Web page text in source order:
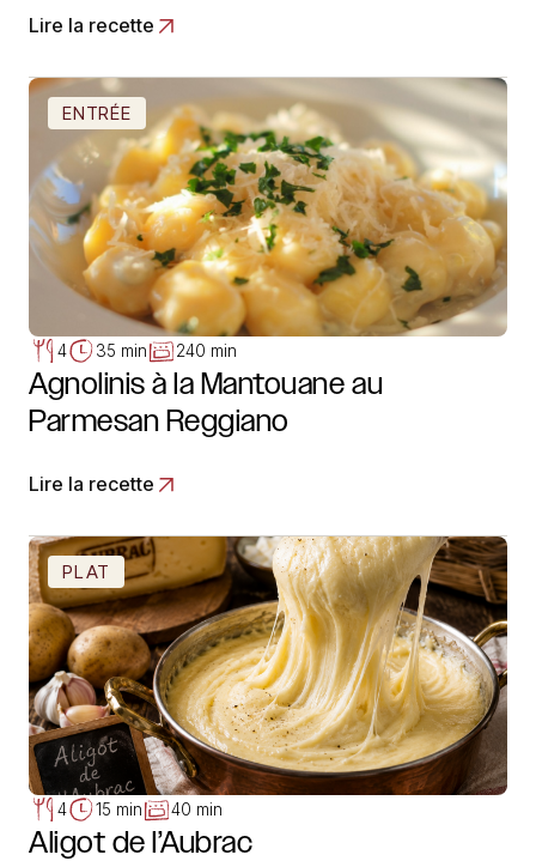
Lire la recette
ENTRÉE
4 35 min 240 min
Agnolinis à la Mantouane au
Parmesan Reggiano
Lire la recette
PLAT
4 15 min 40 min
Aligot de l’Aubrac